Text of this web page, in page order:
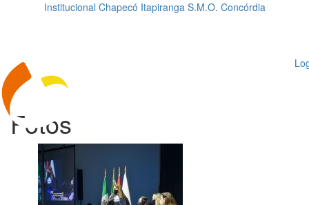
Institucional Chapecó Itapiranga S.M.O. Concórdia
Fotos